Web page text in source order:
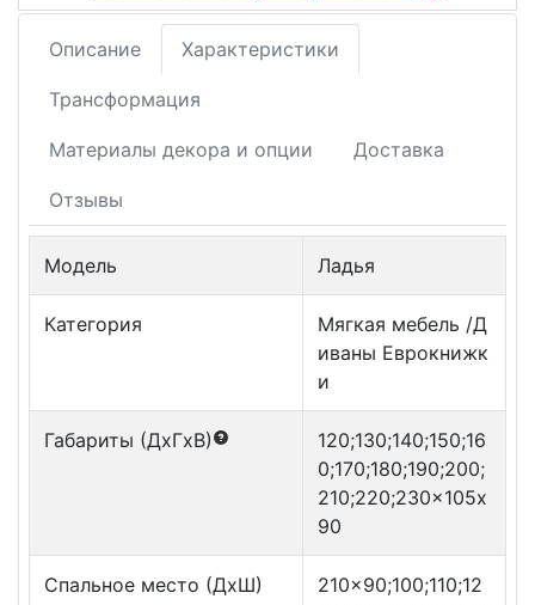
Описание Характеристики
Трансформация
Материалы декора и опции Доставка
Отзывы
Модель Ладья
Категория
Мягкая мебель /Д
иваны Еврокнижк
и
Габариты (ДxГxВ)
120;130;140;150;16
0;170;180;190;200;
210;220;230x105x
90
Спальное место (ДxШ)
210x90;100;110;12